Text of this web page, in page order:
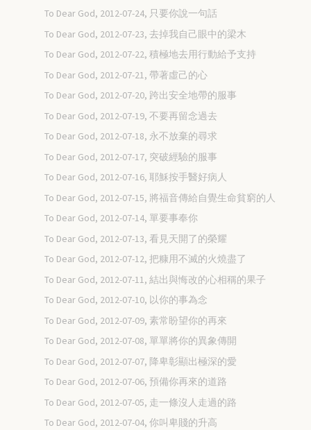
To Dear God, 2012-07-24, 只要你說一句話
To Dear God, 2012-07-23, 去掉我自己眼中的梁木
To Dear God, 2012-07-22, 積極地去用行動給予支持
To Dear God, 2012-07-21, 帶著虛己的心
To Dear God, 2012-07-20, 跨出安全地帶的服事
To Dear God, 2012-07-19, 不要再留念過去
To Dear God, 2012-07-18, 永不放棄的尋求
To Dear God, 2012-07-17, 突破經驗的服事
To Dear God, 2012-07-16, 耶穌按手醫好病人
To Dear God, 2012-07-15, 將福音傳給自覺生命貧窮的人
To Dear God, 2012-07-14, 單要事奉你
To Dear God, 2012-07-13, 看見天開了的榮耀
To Dear God, 2012-07-12, 把糠用不滅的火燒盡了
To Dear God, 2012-07-11, 結出與悔改的心相稱的果子
To Dear God, 2012-07-10, 以你的事為念
To Dear God, 2012-07-09, 素常盼望你的再來
To Dear God, 2012-07-08, 單單將你的異象傳開
To Dear God, 2012-07-07, 降卑彰顯出極深的愛
To Dear God, 2012-07-06, 預備你再來的道路
To Dear God, 2012-07-05, 走一條沒人走過的路
To Dear God, 2012-07-04, 你叫卑賤的升高